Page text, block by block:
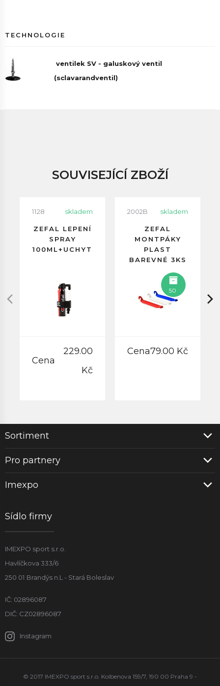
TECHNOLOGIE
ventilek SV - galuskový ventil
(sclavarandventil)
SOUVISEJÍCÍ ZBOŽÍ
1128 skladem
ZEFAL LEPENÍ
SPRAY
100ML+UCHYT
Cena
229.00
Kč
2002B skladem
ZEFAL
MONTPÁKY
PLAST
BAREVNÉ 3KS
50
Cena79.00 Kč
Sortiment
Pro partnery
Imexpo
Sídlo firmy
IMEXPO sport s.r.o.
Havlíčkova 333/6
250 01 Brandýs n.L - Stará Boleslav
IČ: 02896087
DIČ: CZ02896087
Instagram
© 2017 IMEXPO sport s.r.o. Kolbenova 159/7, 190 00 Praha 9 -